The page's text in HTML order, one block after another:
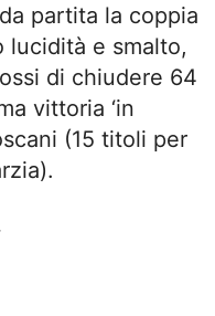
partita la coppia
lucidità e smalto,
di chiudere 64
vittoria ‘in
(15 titoli per